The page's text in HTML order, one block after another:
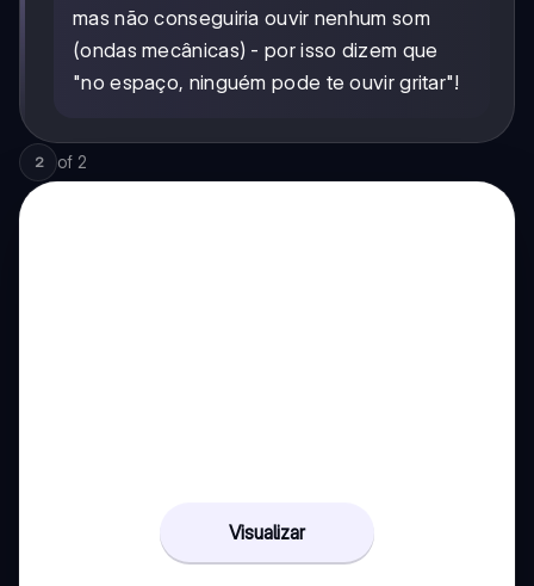
mas não conseguiria ouvir nenhum som
(ondas mecânicas) - por isso dizem que
"no espaço, ninguém pode te ouvir gritar"!
2 of 2
Visualizar